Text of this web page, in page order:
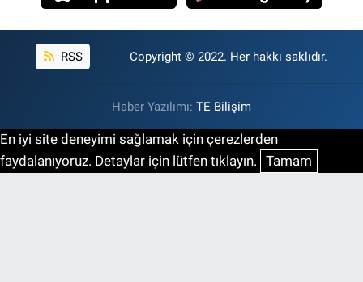
RSS Copyright © 2022. Her hakkı saklıdır.
Haber Yazılımı: TE Bilişim
En iyi site deneyimi sağlamak için çerezlerden
faydalanıyoruz. Detaylar için lütfen tıklayın. Tamam